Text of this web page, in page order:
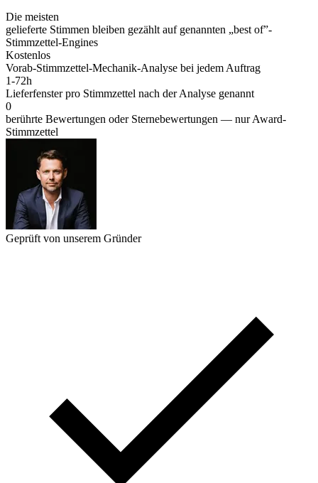
Die meisten
gelieferte Stimmen bleiben gezählt auf genannten „best of”-
Stimmzettel-Engines
Kostenlos
Vorab-Stimmzettel-Mechanik-Analyse bei jedem Auftrag
1-72h
Lieferfenster pro Stimmzettel nach der Analyse genannt
0
berührte Bewertungen oder Sternebewertungen — nur Award-
Stimmzettel
Geprüft von unserem Gründer